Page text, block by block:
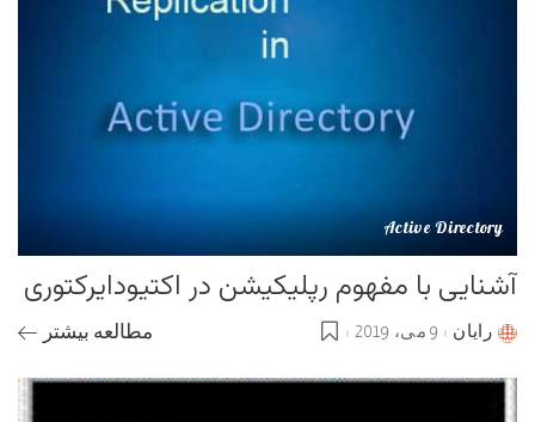
Active Directory
آشنایی با مفهوم رپلیکیشن در اکتیودایرکتوری
Postedرایان 9 می، 2019 مطالعه بیشتر